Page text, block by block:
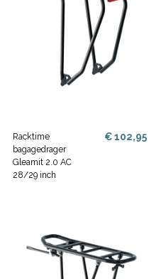
Racktime
bagagedrager
Gleamit 2.0 AC
28/29 inch
€ 102,95